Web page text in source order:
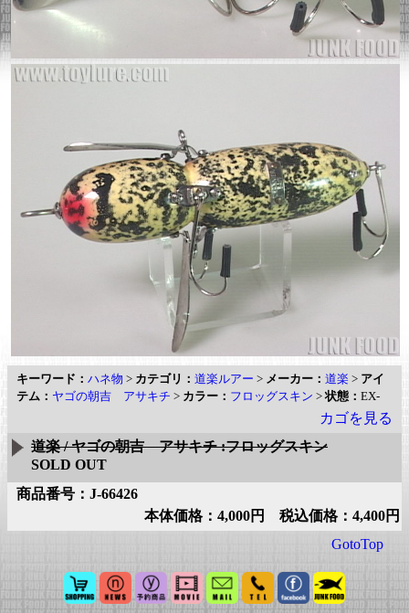
キーワード： ハネ物 > カテゴリ： 道楽ルアー > メーカー： 道楽 > アイ
テム： ヤゴの朝吉 アサキチ > カラー： フロッグスキン >状態： EX-
カゴを見る
道楽 / ヤゴの朝吉 アサキチ :フロッグスキン
SOLD OUT
商品番号：J-66426
本体価格：4,000円 税込価格：4,400円
GotoTop